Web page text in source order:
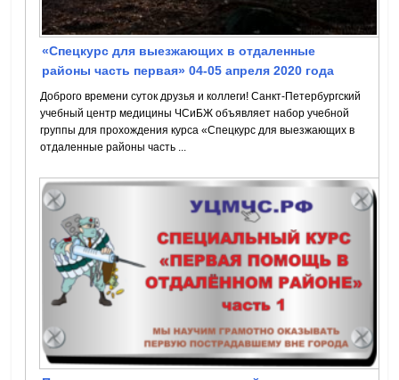
«Спецкурс для выезжающих в отдаленные
районы часть первая» 04-05 апреля 2020 года
Доброго времени суток друзья и коллеги! Санкт-Петербургский
учебный центр медицины ЧСиБЖ объявляет набор учебной
группы для прохождения курса «Спецкурс для выезжающих в
отдаленные районы часть ...